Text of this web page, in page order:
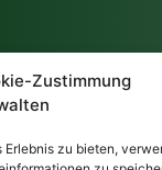
Zustimmung
Erlebnis zu bieten,